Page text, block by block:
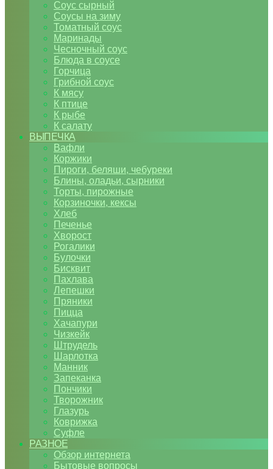
Соус сырный
Соусы на зиму
Томатный соус
Маринады
Чесночный соус
Блюда в соусе
Горчица
Грибной соус
К мясу
К птице
К рыбе
К салату
ВЫПЕЧКА
Вафли
Коржики
Пироги, беляши, чебуреки
Блины, оладьи, сырники
Торты, пирожные
Корзиночки, кексы
Хлеб
Печенье
Хворост
Рогалики
Булочки
Бисквит
Пахлава
Лепешки
Пряники
Пицца
Хачапури
Чизкейк
Штрудель
Шарлотка
Манник
Запеканка
Пончики
Творожник
Глазурь
Коврижка
Суфле
РАЗНОЕ
Обзор интернета
Бытовые вопросы